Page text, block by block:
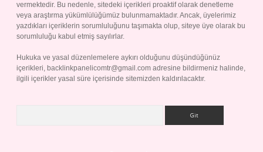
vermektedir. Bu nedenle, sitedeki içerikleri proaktif olarak denetleme
veya araştırma yükümlülüğümüz bulunmamaktadır. Ancak, üyelerimiz
yazdıkları içeriklerin sorumluluğunu taşımakta olup, siteye üye olarak bu
sorumluluğu kabul etmiş sayılırlar.
Hukuka ve yasal düzenlemelere aykırı olduğunu düşündüğünüz
içerikleri, backlinkpanelicomtr@gmail.com adresine bildirmeniz halinde,
ilgili içerikler yasal süre içerisinde sitemizden kaldırılacaktır.